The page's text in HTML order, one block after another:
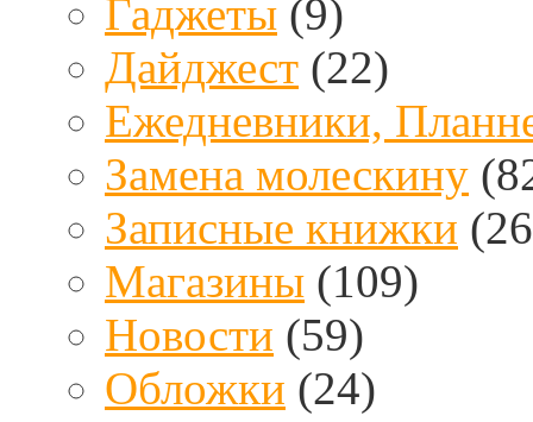
Гаджеты (9)
Дайджест (22)
Ежедневники,
Замена молескину
Записные книжки
Магазины (109)
Новости (59)
Обложки (24)